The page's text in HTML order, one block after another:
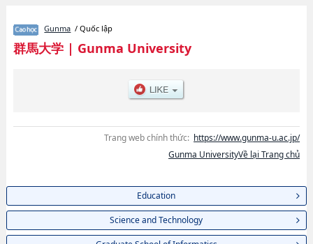
cần thiết dành cho du học sinh, như là về các EducationhoặcScience and
TechnologyhoặcGraduate School of InformaticshoặcMedicinehoặc, thông
tin về từng khoa nghiên cứu, thông tin liên quan đến thi tuyển như số
Gunma / Quốc lập
群馬大学| Gunma University
Trang web chính thức: https://www.gunma-u.ac.jp/
Gunma UniversityVề lại Trang chủ
Education
Science and Technology